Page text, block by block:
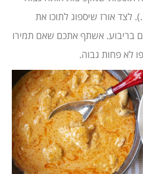
לצד אורז שיספוג לתוכו את
בריבוע. אשתף אתכם שאם תמירו
לא פחות גבוה.